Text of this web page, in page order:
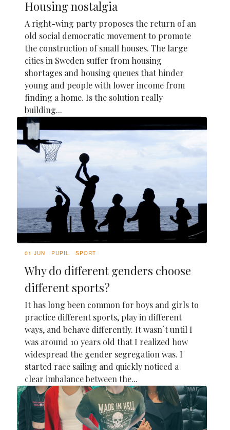
Housing nostalgia
A right-wing party proposes the return of an
old social democratic movement to promote
the construction of small houses. The large
cities in Sweden suffer from housing
shortages and housing queues that hinder
young and people with lower income from
finding a home. Is the solution really
building...
01 JUN PUPIL SPORT
Why do different genders choose
different sports?
It has long been common for boys and girls to
practice different sports, play in different
ways, and behave differently. It wasn´t until I
was around 10 years old that I realized how
widespread the gender segregation was. I
started race sailing and quickly noticed a
clear imbalance between the...